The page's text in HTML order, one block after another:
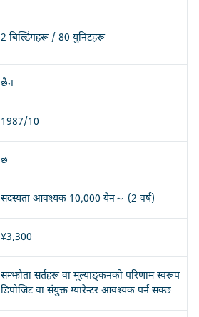
2 बिल्डिंगहरू / 80 युनिटहरू
छैन
1987/10
छ
सदस्यता आवश्यक 10,000 येन～ (2 वर्ष)
¥3,300
सम्झौता सर्तहरू वा मूल्याङ्कनको परिणाम स्वरूप
डिपोजिट वा संयुक्त ग्यारेन्टर आवश्यक पर्न सक्छ